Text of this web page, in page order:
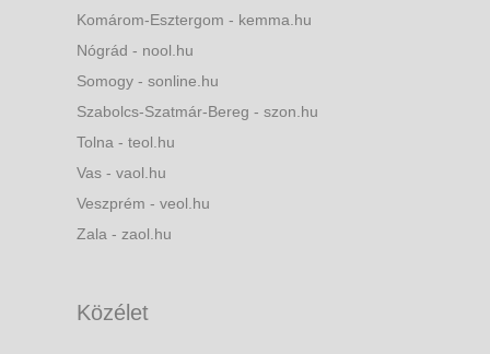
Komárom-Esztergom - kemma.hu
Nógrád - nool.hu
Somogy - sonline.hu
Szabolcs-Szatmár-Bereg - szon.hu
Tolna - teol.hu
Vas - vaol.hu
Veszprém - veol.hu
Zala - zaol.hu
Közélet